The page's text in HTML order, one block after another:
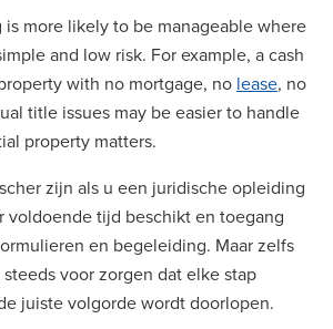
more likely to be manageable where
and low risk. For example, a cash
with no mortgage, no lease, no
title issues may be easier to handle
property matters.
zijn als u een juridische opleiding
voldoende tijd beschikt en toegang
en begeleiding. Maar zelfs
voor zorgen dat elke stap
juiste volgorde wordt doorlopen.